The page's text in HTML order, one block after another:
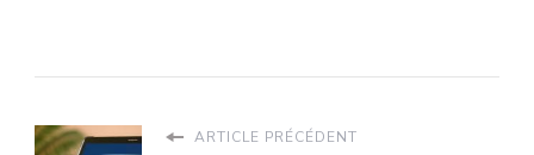
ARTICLE PRÉCÉDENT